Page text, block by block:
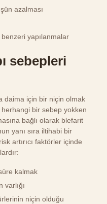
azalması
yapılanmalar
sebepleri
daima için bir niçin olmak
bir sebep yokken
bağlı olarak blefarit
yanı sıra iltihabi bir
artırıcı faktörler içinde
kalmak
niçin olduğu